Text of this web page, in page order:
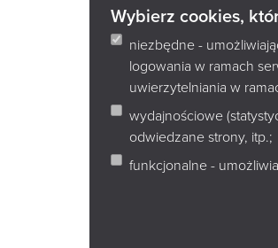
Wybierz cookies,
niezbędne -
logowania w ramach
uwierzytelniania w
wydajnościowe
odwiedzane strony, itp.;
funkcjonalne -